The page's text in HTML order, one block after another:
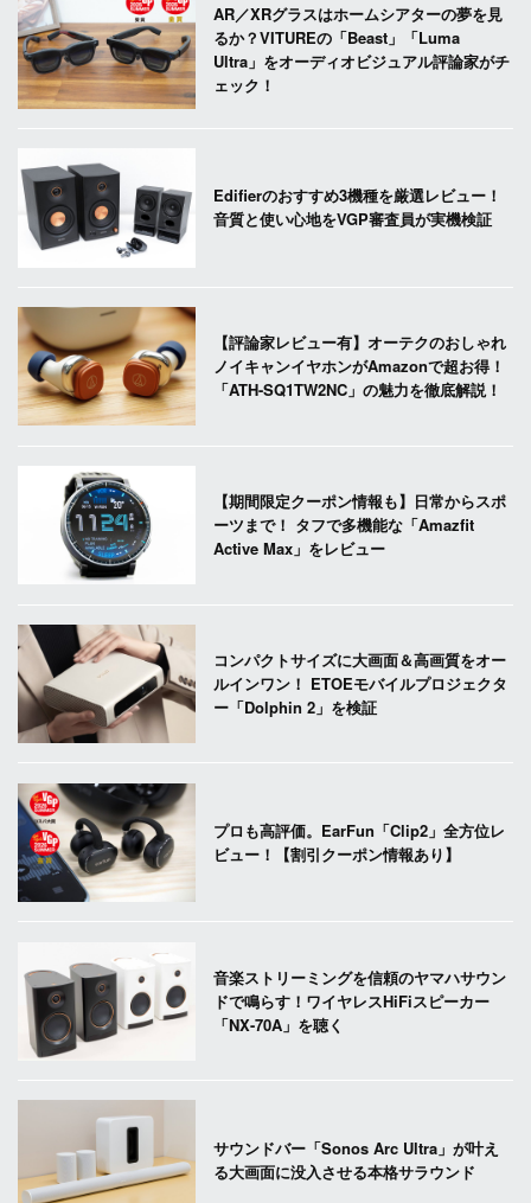
AR／XRグラスはホームシアターの夢を見
るか？VITUREの「Beast」「Luma
Ultra」をオーディオビジュアル評論家がチ
ェック！
Edifierのおすすめ3機種を厳選レビュー！
音質と使い心地をVGP審査員が実機検証
【評論家レビュー有】オーテクのおしゃれ
ノイキャンイヤホンがAmazonで超お得！
「ATH-SQ1TW2NC」の魅力を徹底解説！
【期間限定クーポン情報も】日常からスポ
ーツまで！ タフで多機能な「Amazfit
Active Max」をレビュー
コンパクトサイズに大画面＆高画質をオー
ルインワン！ ETOEモバイルプロジェクタ
ー「Dolphin 2」を検証
プロも高評価。EarFun「Clip2」全方位レ
ビュー！【割引クーポン情報あり】
音楽ストリーミングを信頼のヤマハサウン
ドで鳴らす！ワイヤレスHiFiスピーカー
「NX-70A」を聴く
サウンドバー「Sonos Arc Ultra」が叶え
る大画面に没入させる本格サラウンド